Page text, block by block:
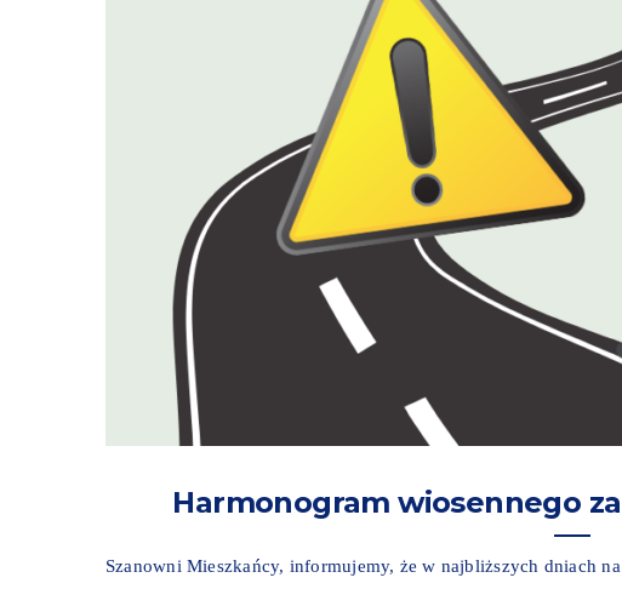
Harmonogram wiosennego
Szanowni Mieszkańcy, informujemy, że w najbliższych dniach